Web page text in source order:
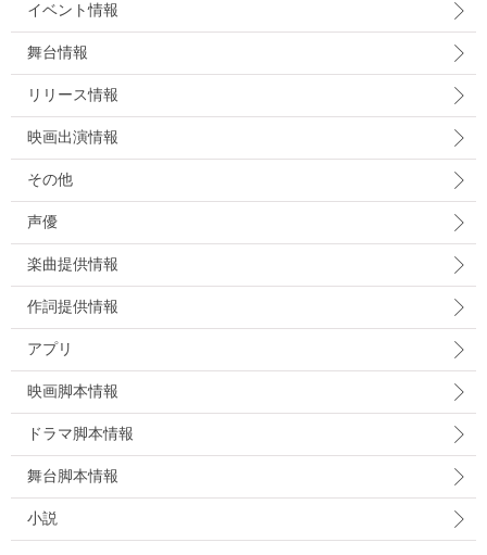
イベント情報
舞台情報
リリース情報
映画出演情報
その他
声優
楽曲提供情報
作詞提供情報
アプリ
映画脚本情報
ドラマ脚本情報
舞台脚本情報
小説